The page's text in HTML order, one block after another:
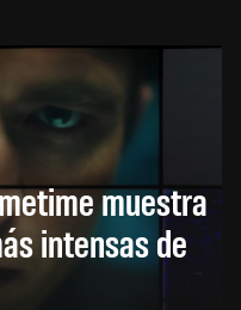
muestra
intensas de